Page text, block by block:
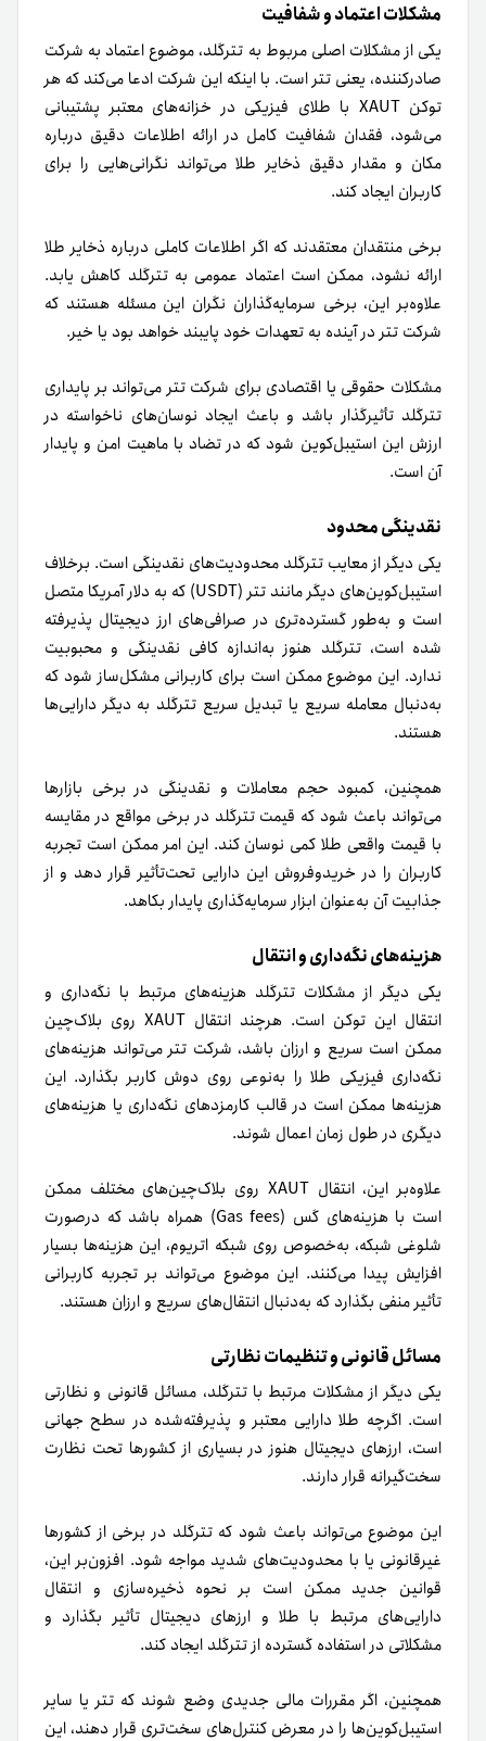
مشکلات اعتماد و شفافیت
یکی از مشکلات اصلی مربوط به تترگلد، موضوع اعتماد به شرکت
صادرکننده، یعنی تتر است. با اینکه این شرکت ادعا می‌کند که هر
توکن XAUT با طلای فیزیکی در خزانه‌های معتبر پشتیبانی
می‌شود، فقدان شفافیت کامل در ارائه اطلاعات دقیق درباره
مکان و مقدار دقیق ذخایر طلا می‌تواند نگرانی‌هایی را برای
کاربران ایجاد کند.
برخی منتقدان معتقدند که اگر اطلاعات کاملی درباره ذخایر طلا
ارائه نشود، ممکن است اعتماد عمومی به تترگلد کاهش یابد.
علاوه‌بر این‌، برخی سرمایه‌گذاران نگران این مسئله هستند که
شرکت تتر در آینده به تعهدات خود پایبند خواهد بود یا خیر.
مشکلات حقوقی یا اقتصادی برای شرکت تتر می‌تواند بر پایداری
تترگلد تأثیرگذار باشد و باعث ایجاد نوسان‌های ناخواسته در
ارزش این استیبل‌کوین شود که در تضاد با ماهیت امن و پایدار
آن است.
نقدینگی محدود
یکی دیگر از معایب تترگلد محدودیت‌های نقدینگی است. برخلاف
استیبل‌کوین‌های دیگر مانند تتر (USDT) که به دلار آمریکا متصل
است و به‌طور گسترده‌تری در صرافی‌های ارز دیجیتال پذیرفته
شده است، تترگلد هنوز به‌اندازه کافی نقدینگی و محبوبیت
ندارد. این موضوع ممکن است برای کاربرانی مشکل‌ساز شود که
به‌دنبال معامله سریع یا تبدیل سریع تترگلد به دیگر دارایی‌ها
هستند.
همچنین، کمبود حجم معاملات و نقدینگی در برخی بازارها
می‌تواند باعث شود که قیمت تترگلد در برخی مواقع در مقایسه
با قیمت واقعی طلا کمی نوسان کند. این امر ممکن است تجربه
کاربران را در خرید‌و‌فروش این دارایی تحت‌تأثیر قرار دهد و از
جذابیت آن به‌عنوان ابزار سرمایه‌گذاری پایدار بکاهد.
هزینه‌های نگه‌داری و انتقال
یکی دیگر از مشکلات تترگلد هزینه‌های مرتبط با نگه‌داری و
انتقال این توکن است. هرچند انتقال XAUT روی بلاک‌چین
ممکن است سریع و ارزان باشد، شرکت تتر می‌تواند هزینه‌های
نگه‌داری فیزیکی طلا را به‌نوعی روی دوش کاربر بگذارد. این
هزینه‌ها ممکن است در قالب کارمزدهای نگه‌داری یا هزینه‌های
دیگری در طول زمان اعمال شوند.
علاوه‌بر این، انتقال XAUT روی بلاک‌چین‌های مختلف ممکن
است با هزینه‌های گس (Gas fees) همراه باشد که در‌صورت
شلوغی شبکه، به‌خصوص روی شبکه اتریوم، این هزینه‌ها بسیار
افزایش پیدا می‌کنند. این موضوع می‌تواند بر تجربه کاربرانی
تأثیر منفی بگذارد که به‌دنبال انتقال‌های سریع و ارزان هستند.
مسائل قانونی و تنظیمات نظارتی
یکی دیگر از مشکلات مرتبط با تترگلد، مسائل قانونی و نظارتی
است. اگرچه طلا دارایی معتبر و پذیرفته‌شده در سطح جهانی
است، ارزهای دیجیتال هنوز در بسیاری از کشورها تحت نظارت
سخت‌گیرانه قرار دارند.
این موضوع می‌تواند باعث شود که تترگلد در برخی از کشورها
غیرقانونی یا با محدودیت‌های شدید مواجه شود. افزون‌بر این،
قوانین جدید ممکن است بر نحوه ذخیره‌سازی و انتقال
دارایی‌های مرتبط با طلا و ارزهای دیجیتال تأثیر بگذارد و
مشکلاتی در استفاده گسترده از تترگلد ایجاد کند.
همچنین، اگر مقررات مالی جدیدی وضع شوند که تتر یا سایر
استیبل‌کوین‌ها را در معرض کنترل‌های سخت‌تری قرار دهند، این